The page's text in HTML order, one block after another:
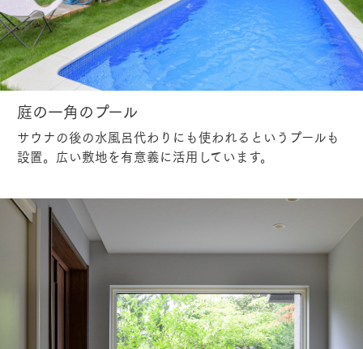
庭の一角のプール
サウナの後の水風呂代わりにも使われるというプールも
設置。広い敷地を有意義に活用しています。